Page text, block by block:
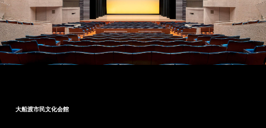
大船渡市民文化会館